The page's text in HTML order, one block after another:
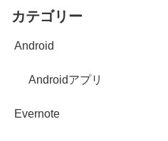
カテゴリー
Android
Androidアプリ
Evernote